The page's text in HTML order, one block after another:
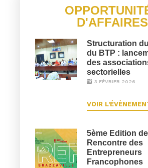
D'AFFAIRES
Structuration
du BTP :
des
sectorielles
3 FÉVRIER 2026
VOIR
5ème Edition
Rencontre des
Entrepreneurs
Francophones